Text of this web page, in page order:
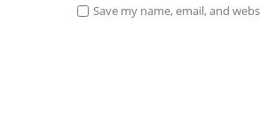
Save my name, email, and